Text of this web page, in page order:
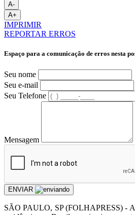
A-
A+
IMPRIMIR
REPORTAR ERROS
Espaço para a comunicação de erros nesta
Seu nome
Seu e-mail
Seu Telefone
Mensagem
ENVIAR
SÃO PAULO, SP (FOLHAPRESS) -